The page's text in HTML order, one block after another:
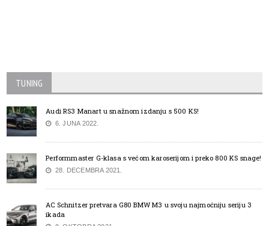
TUNING
Audi RS3 Manart u snažnom izdanju s 500 KS!
6. JUNA 2022.
Performmaster G-klasa s većom karoserijom i preko 800 KS snage!
28. DECEMBRA 2021.
AC Schnitzer pretvara G80 BMW M3 u svoju najmoćniju seriju 3
ikada